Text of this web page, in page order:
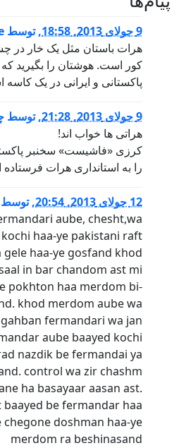
9 جولای 2013, 18:58 ,توسط
هرات باستان مثل یک خار در
کور است. هوشتان را بگیرید
پاکستانی و ایرانی در یک
9 جولای 2013, 21:28 ,توسط
هراتی ها خواب اند!
کرزی «فاشيست» سخنبر
را به استانداری هرات
12 جولای 2013, 20:54 ,توسط
aube, chesht,wa
haa-ye pakistani raft
gele haa-ye gosfand khod
in bar chandom ast mi
pokhton haa merdom bi-
khod merdom aube wa
fermandari wa jan
aube baayed kochi
nazdik be fermandai ya
control wa zir chashm
ha basayaar aasan ast.
be fermandar haa
doshman haa-ye
merdom ra beshinasand